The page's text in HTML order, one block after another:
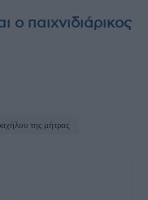
ο παιχνιδιάρικος
της μήτρας